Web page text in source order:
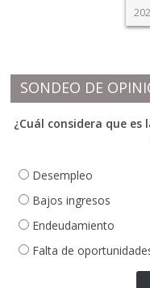
SONDEO DE
¿Cuál considera que
Desempleo
Bajos ingresos
Endeudamiento
Falta de